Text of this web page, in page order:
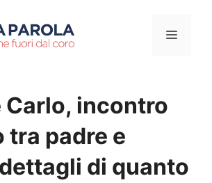
Menu
Carlo, incontro
tra padre e
di quanto